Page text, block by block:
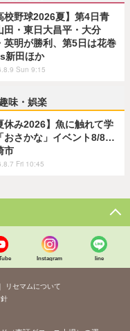
校野球2026夏】第4日青
田・東日大昌平・大分
英明が勝利、第5日は花巻
新田ほか
Sun 9:15
趣味・娯楽
休み2026】魚に触れて学
おさかな」イベント8/8…
市
Fri 10:45
Instagram line
リセマムについて